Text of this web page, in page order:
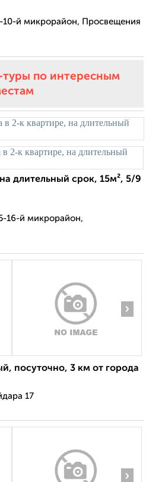
й микрорайон, Просвещения
туры по интересным
длительный срок, 15м², 5/9
16-й микрорайон,
›
посуточно, 3 км от города
17
›